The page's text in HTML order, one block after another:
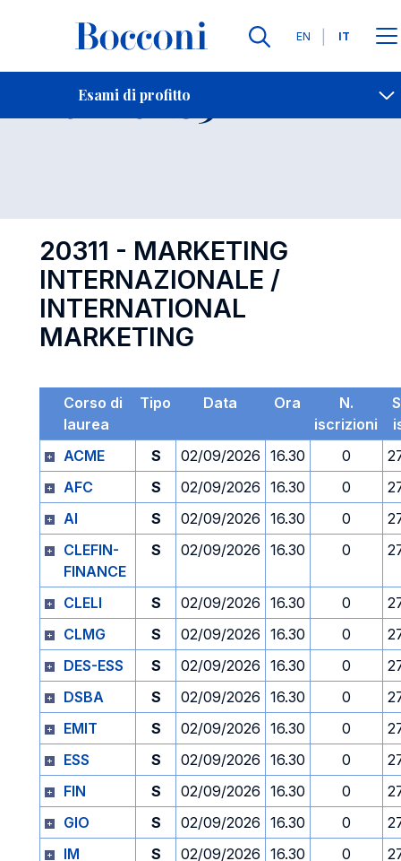
Lingue
EN IT
Esami di profitto
Contatti
Esame 20311 Open
20311 - MARKETING
INTERNAZIONALE /
INTERNATIONAL
MARKETING
Corso di
laurea
Tipo Data Ora
N.
iscrizioni
ACME
S 02/09/2026 16.30 0
AFC
S 02/09/2026 16.30 0
AI
S 02/09/2026 16.30 0
CLEFIN-
FINANCE
S 02/09/2026 16.30 0
CLELI S 02/09/2026 16.30 0
CLMG
S 02/09/2026 16.30 0
DES-ESS
S 02/09/2026 16.30 0
DSBA
S 02/09/2026 16.30 0
EMIT
S 02/09/2026 16.30 0
ESS
S 02/09/2026 16.30 0
FIN
S 02/09/2026 16.30 0
GIO
S 02/09/2026 16.30 0
IM
S 02/09/2026 16.30 0